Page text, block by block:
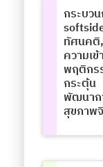
กระบว
ทัศนคติ
ความเข้
พฤติกร
กระตุ้น
พัฒนาก
สุขภาพ